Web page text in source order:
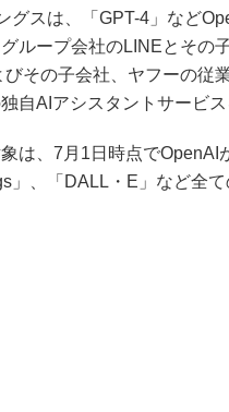
グスは、「GPT-4」など
ループ会社のLINEとその
びその子会社、ヤフーの従
自AIアシスタントサービス
は、7月1日時点でOpenAI
」、「DALL・E」など全て